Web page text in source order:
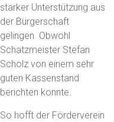
starker Unterstützung aus
der Bürgerschaft
gelingen. Obwohl
Schatzmeister Stefan
Scholz von einem sehr
guten Kassenstand
berichten konnte.
So hofft der Förderverein